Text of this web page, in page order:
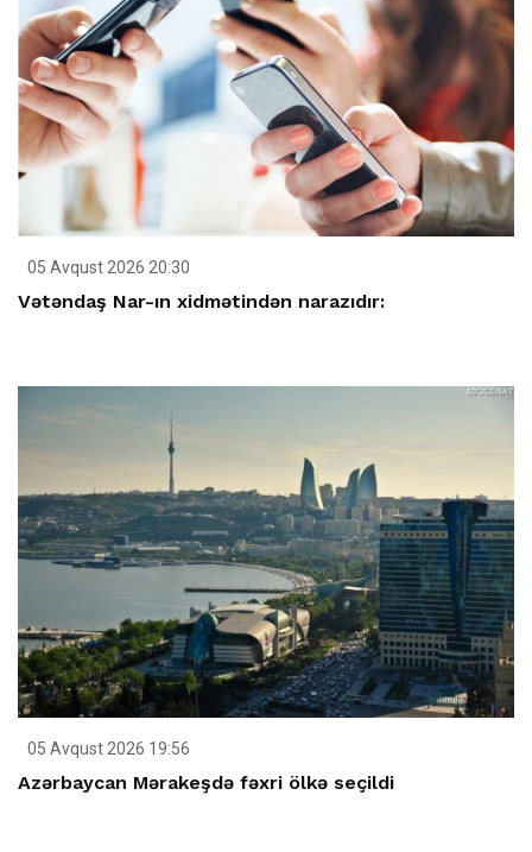
05 Avqust 2026 20:30
Vətəndaş Nar-ın xidmətindən narazıdır:
05 Avqust 2026 19:56
Azərbaycan Mərakeşdə fəxri ölkə seçildi